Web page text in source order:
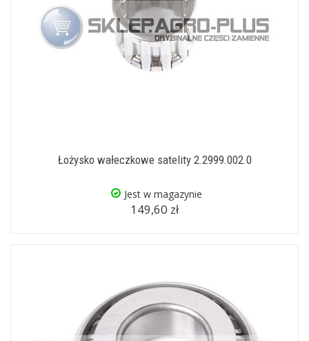
Łożysko wałeczkowe satelity 2.2999.002.0
Jest w magazynie
149,60 zł